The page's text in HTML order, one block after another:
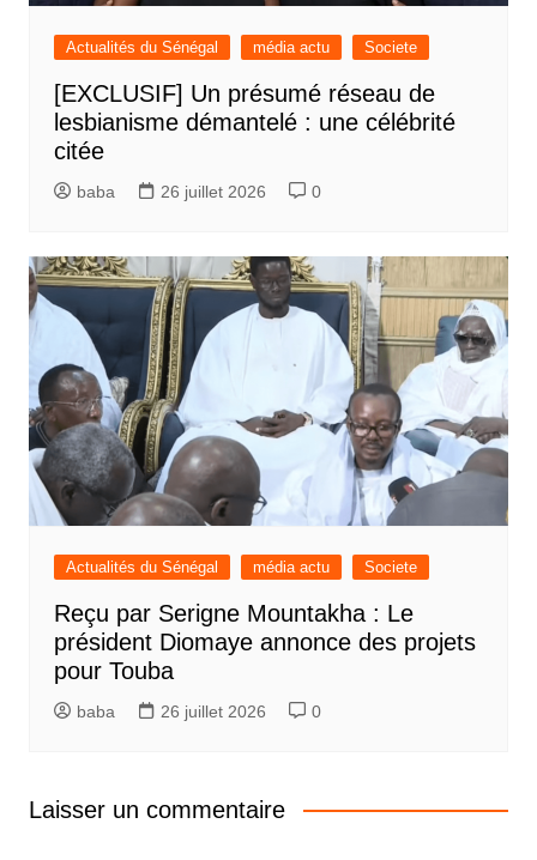
Actualités du Sénégal média actu Societe
[EXCLUSIF] Un présumé réseau de
lesbianisme démantelé : une célébrité
citée
baba 26 juillet 2026 0
Actualités du Sénégal média actu Societe
Reçu par Serigne Mountakha : Le
président Diomaye annonce des projets
pour Touba
baba 26 juillet 2026 0
Laisser un commentaire